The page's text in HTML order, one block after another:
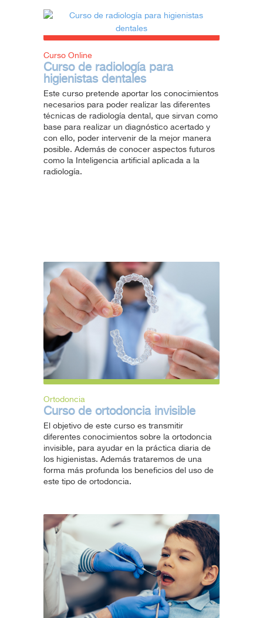
Curso Online
Curso de radiología para
higienistas dentales
Este curso pretende aportar los conocimientos
necesarios para poder realizar las diferentes
técnicas de radiología dental, que sirvan como
base para realizar un diagnóstico acertado y
con ello, poder intervenir de la mejor manera
posible. Además de conocer aspectos futuros
como la Inteligencia artificial aplicada a la
radiología.
Ortodoncia
Curso de ortodoncia invisible
El objetivo de este curso es transmitir
diferentes conocimientos sobre la ortodoncia
invisible, para ayudar en la práctica diaria de
los higienistas. Además trataremos de una
forma más profunda los beneficios del uso de
este tipo de ortodoncia.